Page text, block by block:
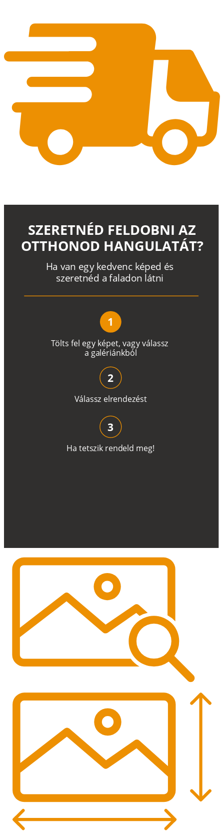
Tölts fel egy képet, vagyválassz
a galériánkból
Ha van egy kedvenc képed és
szeretnéd a faladon látni
SZERETNÉD FELDOBNI AZ
OTTHONOD HANGULATÁT?
1
Válassz elrendezést
2
Ha tetszik rendeld meg!
3